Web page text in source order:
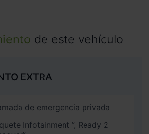
de este vehículo
EXTRA
de emergencia privada
Infotainment ”, Ready 2